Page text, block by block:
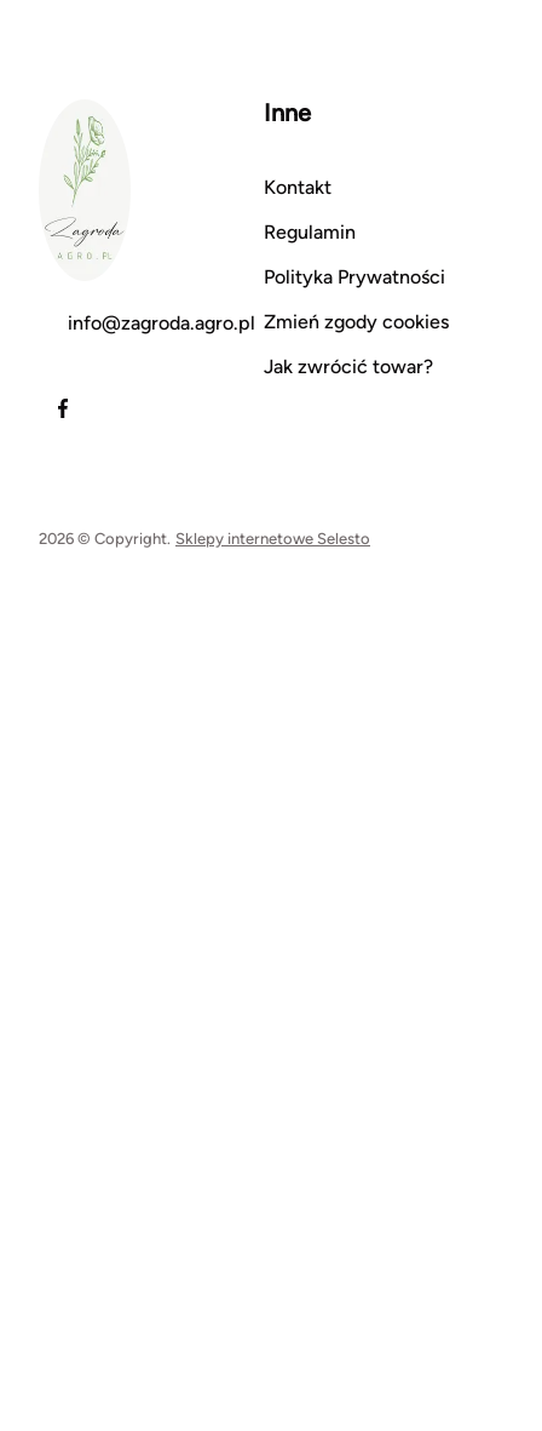
info@zagroda.agro.pl
Inne
Kontakt
Regulamin
Polityka Prywatności
Zmień zgody cookies
Jak zwrócić towar?
2026 © Copyright. Sklepy internetowe Selesto